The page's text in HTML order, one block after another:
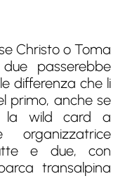
Christo o Toma
passerebbe
differenza che li
primo, anche se
la wild card a
organizzatrice
e due, con
transalpina